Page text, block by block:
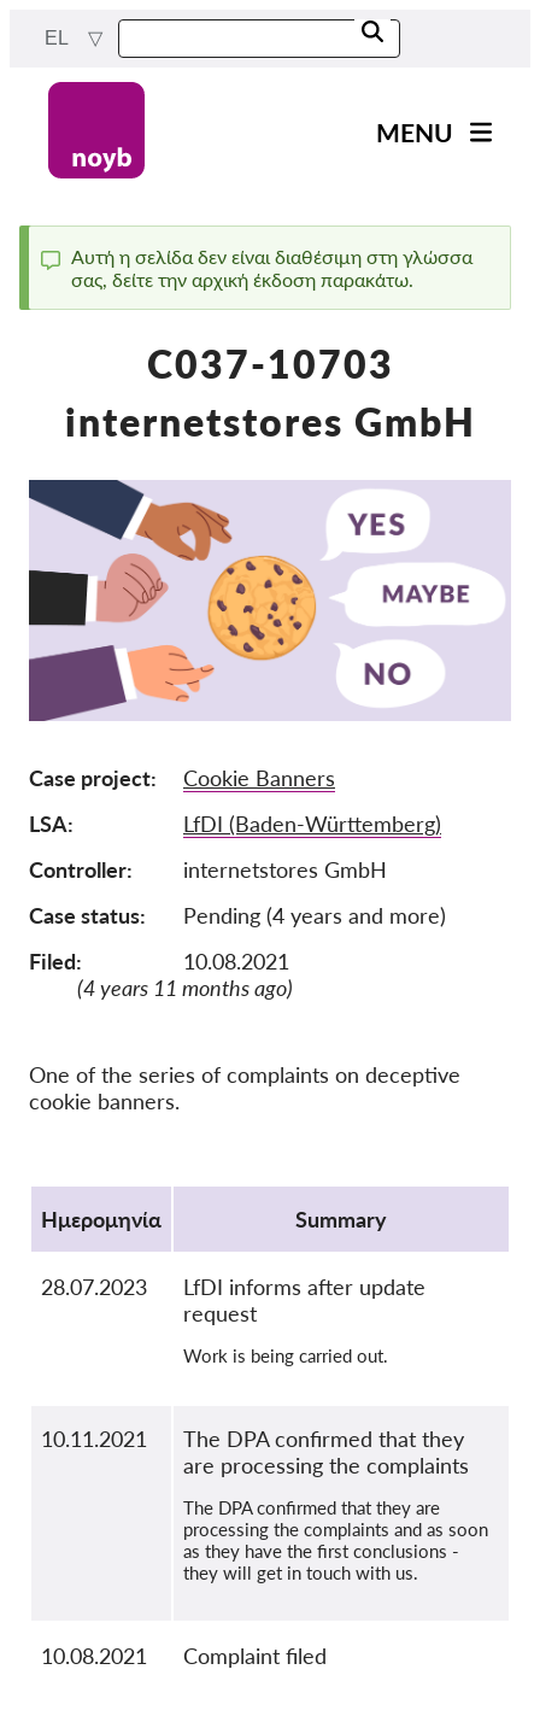
content
EL
navigation
MENU
Έργα
Όλες οι περιπτώσεις
Reports & Resources
Exercise your rights!
Στήριξέ μας!
Ιδιότητα μέλους
Δωρεές
Αιγίδα
Σχετικά με εμάς
Ομάδα
Ετήσιες αναφορές
Συχνές ερωτήσεις
Θέσεις Εργασίας
προστασία
Επικοινωνία
GDPRhub
Status
message
Αυτή η σελίδα δεν είναι διαθέσιμη στη γλώσσα
σας, δείτε την αρχική έκδοση παρακάτω.
C037-10703
internetstores GmbH
Case project
Cookie Banners
LSA
LfDI (Baden-Württemberg)
Controller
internetstores GmbH
Case status
Pending (4 years and more)
Filed:
10.08.2021
(4 years 11 months ago)
One of the series of complaints on deceptive
cookie banners.
Ημερομηνία
Summary
28.07.2023
LfDI informs after update
request
Work is being carried out.
10.11.2021
The DPA confirmed that they
are processing the complaints
The DPA confirmed that they are
processing the complaints and as soon
as they have the first conclusions -
they will get in touch with us.
10.08.2021 Complaint filed